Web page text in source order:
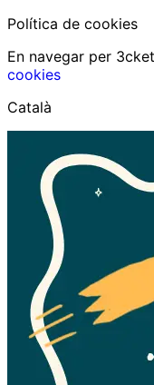
Política de cookies
En navegar per
cookies
Català